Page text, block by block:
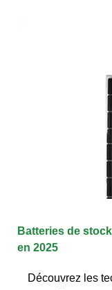
Batteries de
en 2025
Découvrez les